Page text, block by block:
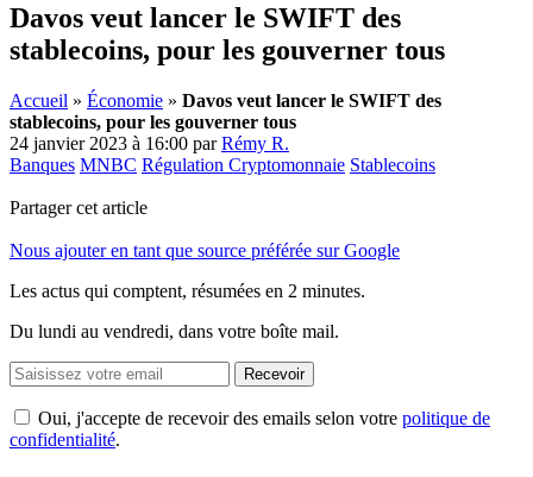
Davos veut lancer le SWIFT des
stablecoins, pour les gouverner tous
Accueil » Économie » Davos veut lancer le SWIFT des
stablecoins, pour les gouverner tous
24 janvier 2023 à 16:00 parRémy R.
Banques MNBC Régulation Cryptomonnaie Stablecoins
Partager cet article
Nous ajouter en tant que source préférée sur Google
Les actus qui comptent, résumées en 2 minutes.
Du lundi au vendredi, dans votre boîte mail.
Recevoir
Oui, j'accepte de recevoir des emails selon votre politique de
confidentialité.